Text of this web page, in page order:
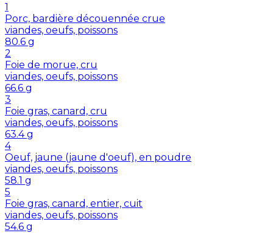
1
Porc, bardière découennée crue
viandes, oeufs, poissons
80.6 g
2
Foie de morue, cru
viandes, oeufs, poissons
66.6 g
3
Foie gras, canard, cru
viandes, oeufs, poissons
63.4 g
4
Oeuf, jaune (jaune d'oeuf), en poudre
viandes, oeufs, poissons
58.1 g
5
Foie gras, canard, entier, cuit
viandes, oeufs, poissons
54.6 g